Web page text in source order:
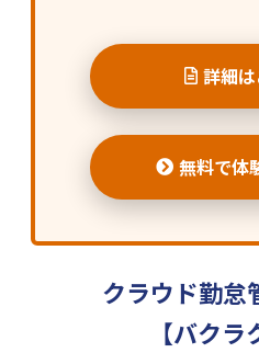
詳細
無料で体
クラウド勤怠
【バクラ